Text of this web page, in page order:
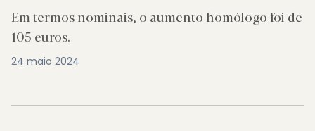
Em termos nominais, o aumento homólogo foi de
105 euros.
24 maio 2024